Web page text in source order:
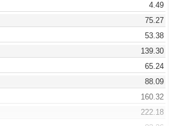
4.49
75.27
53.38
139.30
65.24
88.09
160.32
222.18